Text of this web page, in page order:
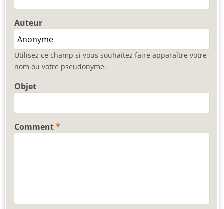
Auteur
Utilisez ce champ si vous souhaitez faire apparaître votre
nom ou votre pseudonyme.
Objet
Comment